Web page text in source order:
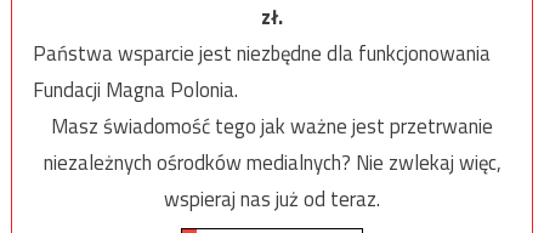
zł.
Państwa wsparcie jest niezbędne dla funkcjonowania
Fundacji Magna Polonia.
Masz świadomość tego jak ważne jest przetrwanie
niezależnych ośrodków medialnych? Nie zwlekaj więc,
wspieraj nas już od teraz.